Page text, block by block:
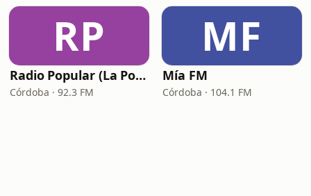
RP
Radio Popular (La Popu)
Córdoba · 92.3 FM
MF
Mía FM
Córdoba · 104.1 FM